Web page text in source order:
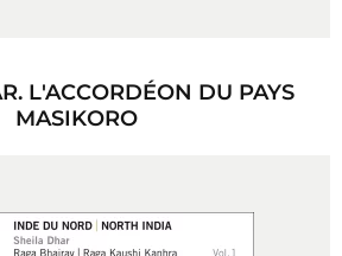
L'ACCORDÉON DU PAYS
MASIKORO